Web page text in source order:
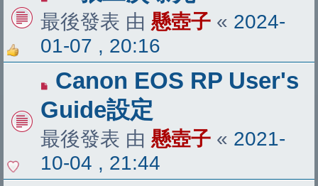
最後發表 由 懸壺子 « 2024-
01-07 , 20:16
Canon EOS RP User's
Guide設定
最後發表 由 懸壺子 « 2021-
10-04 , 21:44